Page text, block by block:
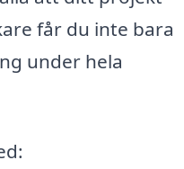
får du inte bara
under hela